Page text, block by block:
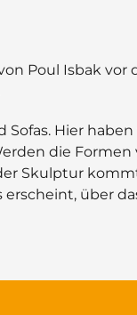
Poul Isbak
Hier
die
Skulptur
erscheint, über